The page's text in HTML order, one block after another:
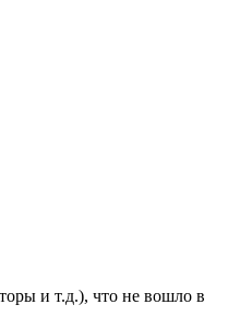
и т.д.), что не вошло в